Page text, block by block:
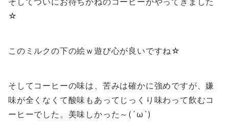
☆
このミルクの下の絵ｗ遊び心が良いですね☆
そしてコーヒーの味は、苦みは確かに強めですが、嫌
味が全くなくて酸味もあってじっくり味わって飲むコ
ーヒーでした。美味しかった～(´ω`)